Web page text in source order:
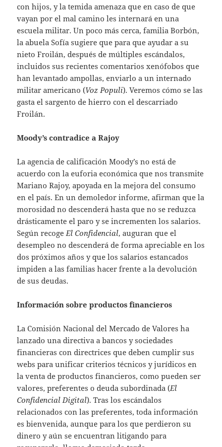
con hijos, y la temida amenaza que en caso de que
vayan por el mal camino les internará en una
escuela militar. Un poco más cerca, familia Borbón,
la abuela Sofía sugiere que para que ayudar a su
nieto Froilán, después de múltiples escándalos,
incluidos sus recientes comentarios xenófobos que
han levantado ampollas, enviarlo a un internado
militar americano (Voz Populi). Veremos cómo se las
gasta el sargento de hierro con el descarriado
Froilán.
Moody’s contradice a Rajoy
La agencia de calificación Moody’s no está de
acuerdo con la euforia económica que nos transmite
Mariano Rajoy, apoyada en la mejora del consumo
en el país. En un demoledor informe, afirman que la
morosidad no descenderá hasta que no se reduzca
drásticamente el paro y se incrementen los salarios.
Según recoge El Confidencial, auguran que el
desempleo no descenderá de forma apreciable en los
dos próximos años y que los salarios estancados
impiden a las familias hacer frente a la devolución
de sus deudas.
Información sobre productos financieros
La Comisión Nacional del Mercado de Valores ha
lanzado una directiva a bancos y sociedades
financieras con directrices que deben cumplir sus
webs para unificar criterios técnicos y jurídicos en
la venta de productos financieros, como pueden ser
valores, preferentes o deuda subordinada (El
Confidencial Digital). Tras los escándalos
relacionados con las preferentes, toda información
es bienvenida, aunque para los que perdieron su
dinero y aún se encuentran litigando para